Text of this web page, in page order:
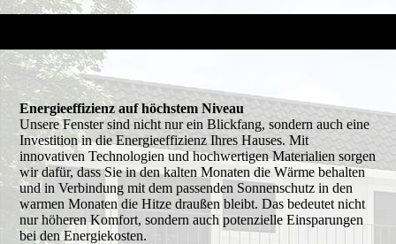
Energieeffizienz auf höchstem Niveau
Unsere Fenster sind nicht nur ein Blickfang, sondern auch eine
Investition in die Energieeffizienz Ihres Hauses. Mit
innovativen Technologien und hochwertigen Materialien sorgen
wir dafür, dass Sie in den kalten Monaten die Wärme behalten
und in Verbindung mit dem passenden Sonnenschutz in den
warmen Monaten die Hitze draußen bleibt. Das bedeutet nicht
nur höheren Komfort, sondern auch potenzielle Einsparungen
bei den Energiekosten.